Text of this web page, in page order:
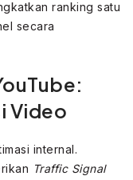
ranking satu
secara
Video
internal.
Traffic Signal